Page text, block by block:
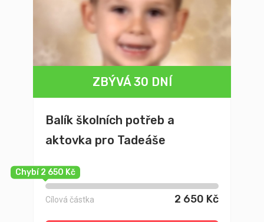
ZBÝVÁ 30 DNÍ
Balík školních potřeb a
aktovka pro Tadeáše
Chybí 2 650 Kč
Cílová částka 2 650 Kč